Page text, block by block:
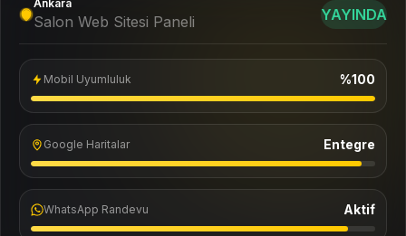
Ankara
Salon Web Sitesi Paneli YAYINDA
Mobil Uyumluluk %100
Google Haritalar Entegre
WhatsApp Randevu Aktif